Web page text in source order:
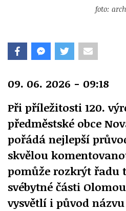
foto:
09. 06. 2026 - 09:18
Při příležitosti 120.
předměstské obce
pořádá nejlepší
skvělou
pomůže rozkrýt řadu
svébytné části
vysvětlí i původ názvu